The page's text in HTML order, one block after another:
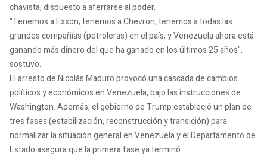
chavista, dispuesto a aferrarse al poder.
"Tenemos a Exxon, tenemos a Chevron, tenemos a todas las
grandes compañías (petroleras) en el país, y Venezuela ahora está
ganando más dinero del que ha ganado en los últimos 25 años",
sostuvo.
El arresto de Nicolás Maduro provocó una cascada de cambios
políticos y económicos en Venezuela, bajo las instrucciones de
Washington. Además, el gobierno de Trump estableció un plan de
tres fases (estabilización, reconstrucción y transición) para
normalizar la situación general en Venezuela y el Departamento de
Estado asegura que la primera fase ya terminó.